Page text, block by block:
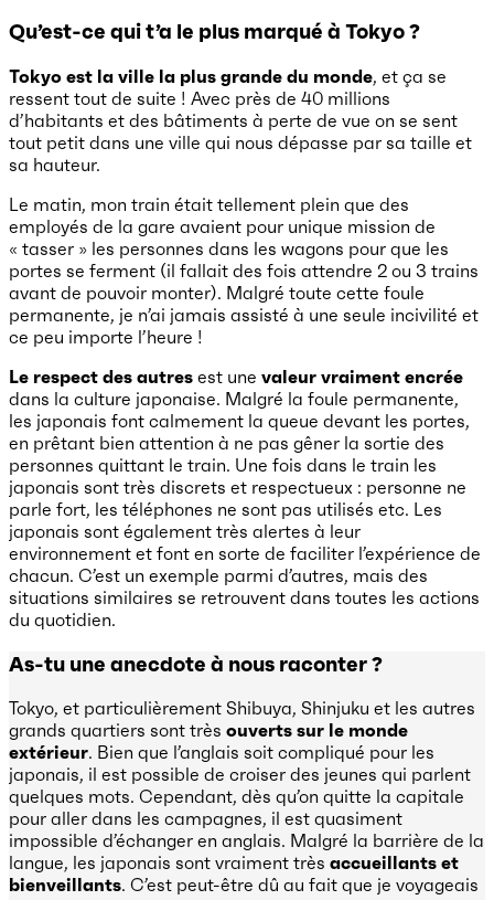
Qu’est-ce qui t’a le plus marqué à Tokyo ?
Tokyo est la ville la plus grande du monde, et ça se
ressent tout de suite ! Avec près de 40 millions
d’habitants et des bâtiments à perte de vue on se sent
tout petit dans une ville qui nous dépasse par sa taille et
sa hauteur.
Le matin, mon train était tellement plein que des
employés de la gare avaient pour unique mission de
« tasser » les personnes dans les wagons pour que les
portes se ferment (il fallait des fois attendre 2 ou 3 trains
avant de pouvoir monter). Malgré toute cette foule
permanente, je n’ai jamais assisté à une seule incivilité et
ce peu importe l’heure !
Le respect des autres est une valeur vraiment encrée
dans la culture japonaise. Malgré la foule permanente,
les japonais font calmement la queue devant les portes,
en prêtant bien attention à ne pas gêner la sortie des
personnes quittant le train. Une fois dans le train les
japonais sont très discrets et respectueux : personne ne
parle fort, les téléphones ne sont pas utilisés etc. Les
japonais sont également très alertes à leur
environnement et font en sorte de faciliter l’expérience de
chacun. C’est un exemple parmi d’autres, mais des
situations similaires se retrouvent dans toutes les actions
du quotidien.
As-tu une anecdote à nous raconter ?
Tokyo, et particulièrement Shibuya, Shinjuku et les autres
grands quartiers sont très ouverts sur le monde
extérieur. Bien que l’anglais soit compliqué pour les
japonais, il est possible de croiser des jeunes qui parlent
quelques mots. Cependant, dès qu’on quitte la capitale
pour aller dans les campagnes, il est quasiment
impossible d’échanger en anglais. Malgré la barrière de la
langue, les japonais sont vraiment très accueillants et
bienveillants. C’est peut-être dû au fait que je voyageais